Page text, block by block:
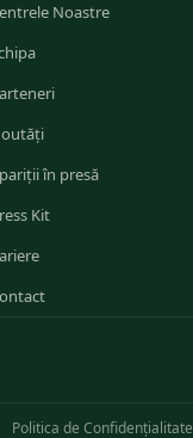
Noastre
în presă
Kit
Politica de Confidențialitate